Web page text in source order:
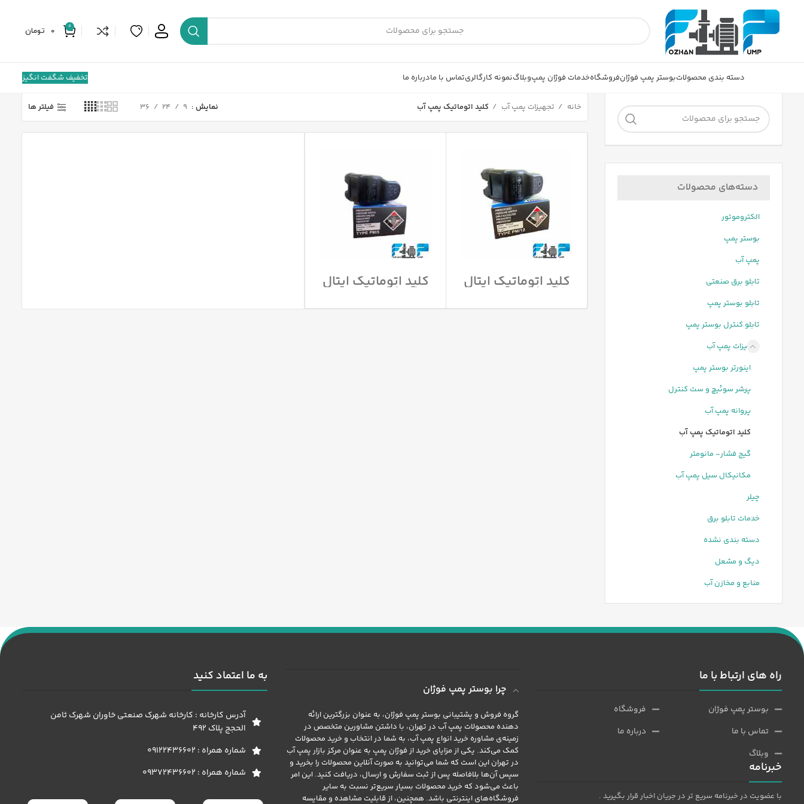
0
0 تومان
دسته بندی محصولاتبوستر پمپ فوژانفروشگاهخدمات فوژان پمپوبلاگنمونه کارگالریتماس با مادرباره ما تخفیف شگفت انگیز
دسته‌های محصولات
الکتروموتور
بوستر پمپ
پمپ آب
تابلو برق صنعتی
تابلو بوستر پمپ
تابلو کنترل بوستر پمپ
تجهیزات پمپ آب
اینورتر بوستر پمپ
پرشر سوئیچ و ست کنترل
پروانه پمپ آب
کلید اتوماتیک پمپ آب
گیج فشار- مانومتر
مکانیکال سیل پمپ آب
چیلر
خدمات تابلو برق
دسته بندی نشده
دیگ و مشعل
منابع و مخازن آب
خانه تجهیزات پمپ آب کلید اتوماتیک پمپ آب نمایش 9
24
36 فیلتر ها
کلید اتوماتیک ایتال
تکنیکا ایتالیا مدل
PM/12
کلید اتوماتیک ایتال
تکنیکا ایتالیا مدل
PM/5
راه های ارتباط با ما
بوستر پمپ فوژان
تماس با ما
وبلاگ
فروشگاه
درباره ما
خبرنامه
با عضویت در خبرنامه سریع تر در جریان اخبار قرار بگیرید .
چرا بوستر پمپ فوژان
گروه فروش و پشتیبانی بوستر پمپ فوژان، به عنوان بزرگترین ارائه
دهنده محصولات پمپ آب در تهران، با داشتن مشاورین متخصص در
زمینه‌ی مشاوره خرید انواع پمپ آب، به شما در انتخاب و خرید محصولات
کمک می‌کند. یکی از مزایای خرید از فوژان پمپ به عنوان مرکز بازار پمپ آب
در تهران این است که شما می‌توانید به صورت آنلاین محصولات را بخرید و
سپس آن‌ها بلافاصله پس از ثبت سفارش و ارسال، دریافت کنید. این امر
باعث می‌شود که خرید محصولات بسیار سریع‌تر نسبت به سایر
فروشگاه‌های اینترنتی باشد. همچنین، از قابلیت مشاهده و مقایسه
به ما اعتماد کنید
آدرس کارخانه : کارخانه شهرک صنعتی خاوران شهرک ثامن
الحجج پلاک 492
شماره همراه : 09122436602
شماره همراه : 09372436602